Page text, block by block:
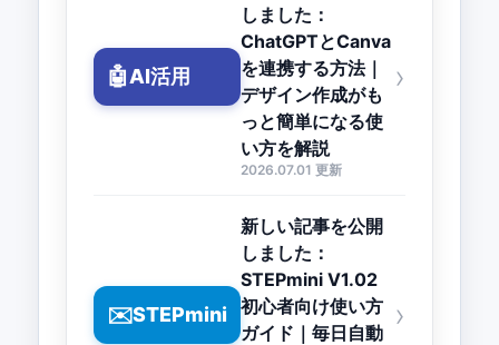
🤖AI活用
しました：
ChatGPTとCanva
を連携する方法｜
デザイン作成がも
っと簡単になる使
い方を解説
2026.07.01 更新
›
✉️STEPmini
新しい記事を公開
しました：
STEPmini V1.02
初心者向け使い方
ガイド｜毎日自動
›